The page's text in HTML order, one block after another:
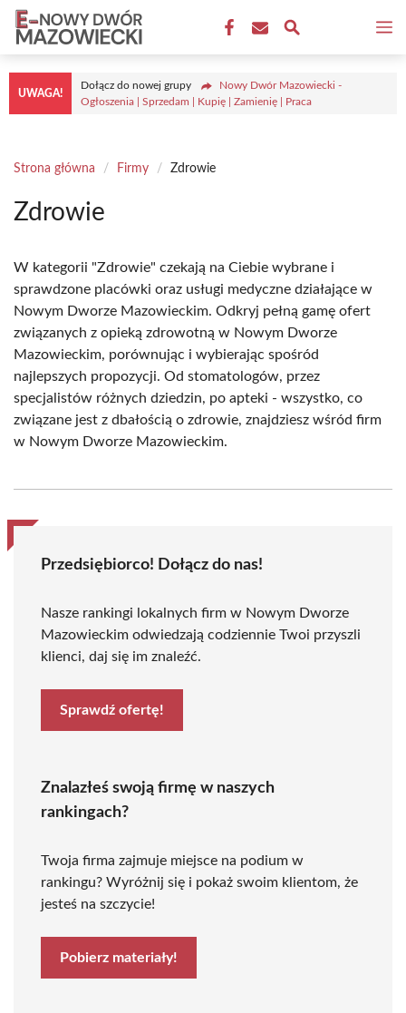
Przejdź
treści
UWAGA!
Dołącz do nowej grupy
Nowy Dwór Mazowiecki -
Ogłoszenia | Sprzedam | Kupię | Zamienię | Praca
Strona główna / Firmy / Zdrowie
Zdrowie
W kategorii "Zdrowie" czekają na Ciebie wybrane i
sprawdzone placówki oraz usługi medyczne działające w
Nowym Dworze Mazowieckim. Odkryj pełną gamę ofert
związanych z opieką zdrowotną w Nowym Dworze
Mazowieckim, porównując i wybierając spośród
najlepszych propozycji. Od stomatologów, przez
specjalistów różnych dziedzin, po apteki - wszystko, co
związane jest z dbałością o zdrowie, znajdziesz wśród firm
w Nowym Dworze Mazowieckim.
Przedsiębiorco! Dołącz do nas!
Nasze rankingi lokalnych firm w Nowym Dworze
Mazowieckim odwiedzają codziennie Twoi przyszli
klienci, daj się im znaleźć.
Sprawdź ofertę!
Znalazłeś swoją firmę w naszych
rankingach?
Twoja firma zajmuje miejsce na podium w
rankingu? Wyróżnij się i pokaż swoim klientom, że
jesteś na szczycie!
Pobierz materiały!